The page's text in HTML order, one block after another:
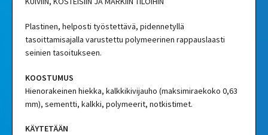
Plastinen, helposti työstettävä, pidennetyllä
tasoittamisajalla varustettu polymeerinen rappauslaasti
seinien tasoitukseen.
KOOSTUMUS
Hienorakeinen hiekka, kalkkikivijauho (maksimiraekoko 0,63
mm), sementti, kalkki, polymeerit, notkistimet.
KÄYTETÄÄN